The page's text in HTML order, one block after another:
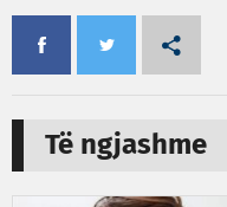
Të ngjashme